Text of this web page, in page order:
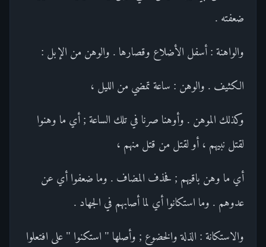
ضعفته .
والواهنة : أسفل الأضلاع وقصارها . والوهن من الإبل :
الكثيف . والوهن : ساعة تمضي من الليل ،
وكذلك الموهن . وأوهنا صرنا في تلك الساعة ; أي ما وهنوا
لقتل نبيهم ، أو لقتل من قتل منهم ،
أي ما وهن باقيهم ; فحذف المضاف . وما ضعفوا أي عن
عدوهم . وما استكانوا أي لما أصابهم في الجهاد .
والاستكانة : الذلة والخضوع ; وأصلها " استكنوا " على افتعلوا